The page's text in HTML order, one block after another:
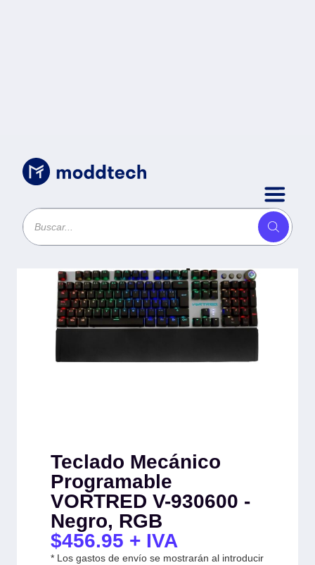
Uncategorized/Teclado Mecánico Programable
RGB
Teclado Mecánico
Programable
VORTRED V-930600 -
Negro, RGB
$456.95 + IVA
* Los gastos de envío se mostrarán al introducir